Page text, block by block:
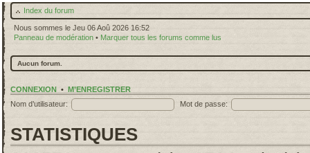
Index du forum
Nous sommes le Jeu 06 Aoû 2026 16:52
Panneau de modération • Marquer tous les forums comme lus
Aucun forum.
CONNEXION • M’ENREGISTRER
Nom d’utilisateur:
Mot de passe:
STATISTIQUES